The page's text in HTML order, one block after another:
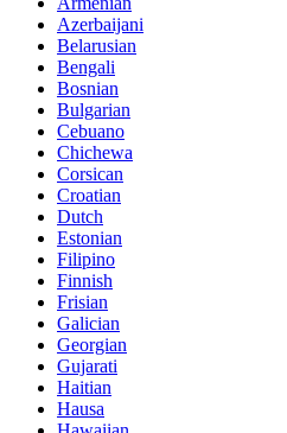
Azerbaijani
Belarusian
Bengali
Bosnian
Bulgarian
Cebuano
Chichewa
Corsican
Croatian
Dutch
Estonian
Filipino
Finnish
Frisian
Galician
Georgian
Gujarati
Haitian
Hausa